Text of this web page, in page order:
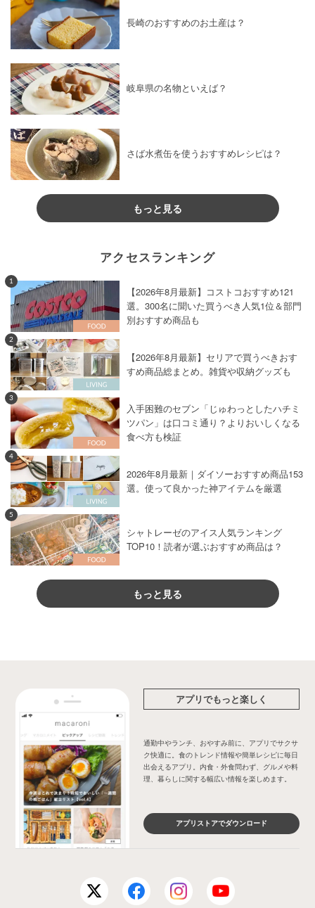
長崎のおすすめのお土産は？
岐阜県の名物といえば？
さば水煮缶を使うおすすめレシピは？
もっと見る
アクセスランキング
1
【2026年8月最新】コストコおすすめ121
選。300名に聞いた買うべき人気1位＆部門
別おすすめ商品も
2
【2026年8月最新】セリアで買うべきおす
すめ商品総まとめ。雑貨や収納グッズも
3
入手困難のセブン「じゅわっとしたハチミ
ツパン」は口コミ通り？よりおいしくなる
食べ方も検証
4
2026年8月最新｜ダイソーおすすめ商品153
選。使って良かった神アイテムを厳選
5
シャトレーゼのアイス人気ランキング
TOP10！読者が選ぶおすすめ商品は？
もっと見る
アプリでもっと楽しく
通勤中やランチ、おやすみ前に、アプリでサクサ
ク快適に。食のトレンド情報や簡単レシピに毎日
出会えるアプリ。内食・外食問わず、グルメや料
理、暮らしに関する幅広い情報を楽しめます。
アプリストアでダウンロード